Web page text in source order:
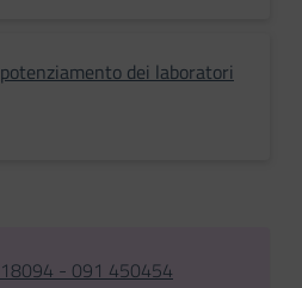
dei laboratori
- 091 450454